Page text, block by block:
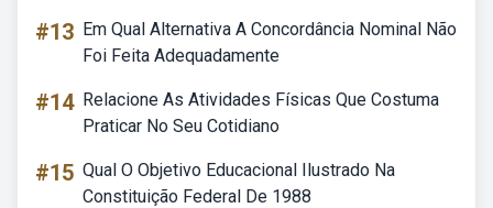
#13 Em Qual Alternativa A Concordância Nominal Não
Foi Feita Adequadamente
#14 Relacione As Atividades Físicas Que Costuma
Praticar No Seu Cotidiano
#15 Qual O Objetivo Educacional Ilustrado Na
Constituição Federal De 1988